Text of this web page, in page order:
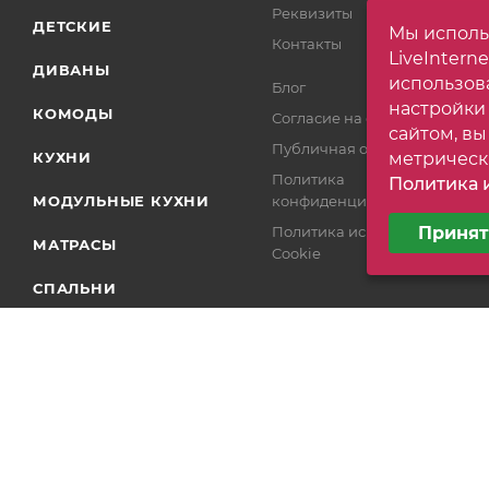
ДЕТСКИЕ
ДИВАНЫ
КОМОДЫ
КУХНИ
МОДУЛЬНЫЕ КУХНИ
МАТРАСЫ
СПАЛЬНИ
Реквизиты
Контакты
Блог
Согласие на обработку
Публичная оферта
Политика
конфиденциальности
Политика использования
Cookie
Мы
сайтом,
Политика